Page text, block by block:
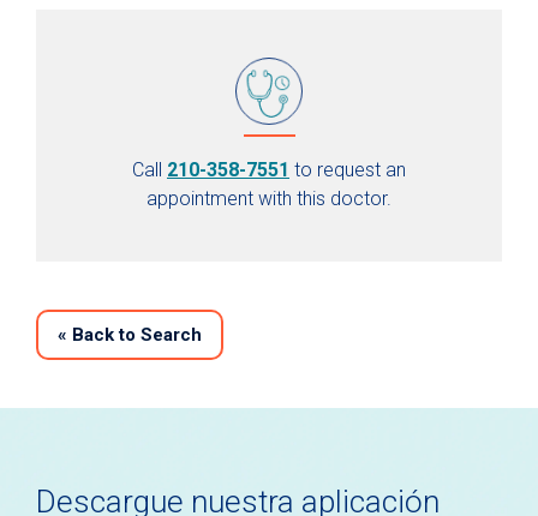
Call 210-358-7551 to request an
appointment with this doctor.
« Back to Search
Descargue nuestra aplicación